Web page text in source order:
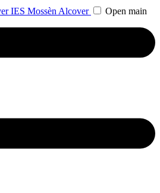
IES Mossèn Alcover
Open main